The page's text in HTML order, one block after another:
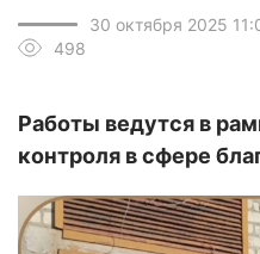
30 октября 2025
498
Работы ведутся в
контроля в сфере